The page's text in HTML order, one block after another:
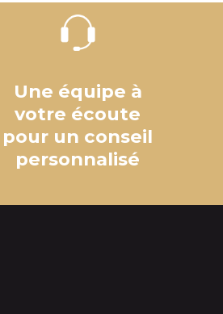
Une équipe à
votre écoute
pour un conseil
personnalisé